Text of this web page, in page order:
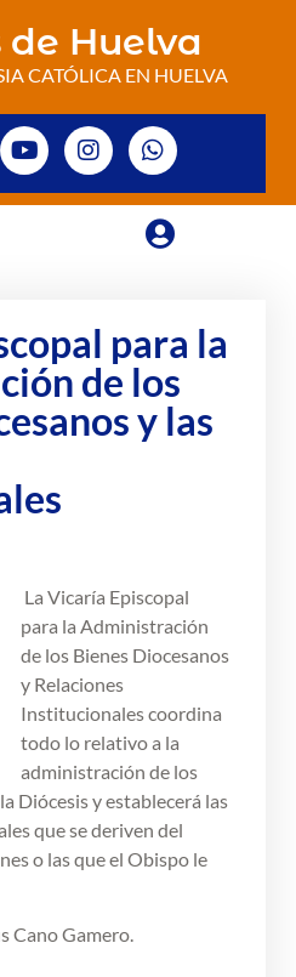
de Huelva
CATÓLICA EN HUELVA
para la
de los
y las
La Vicaría Episcopal
para la Administración
de los Bienes Diocesanos
y Relaciones
Institucionales coordina
todo lo relativo a la
administración de los
Diócesis y establecerá las
que se deriven del
o las que el Obispo le
Cano Gamero.